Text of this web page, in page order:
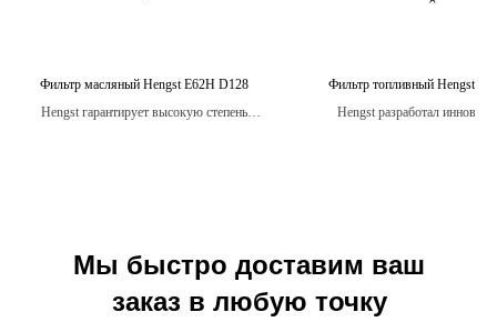
Фильтр масляный Hengst E62H D128
Hengst гарантирует высокую степень
Фильтр топливный Hengst
Hengst разработал
Мы быстро доставим ваш
заказ в любую точку